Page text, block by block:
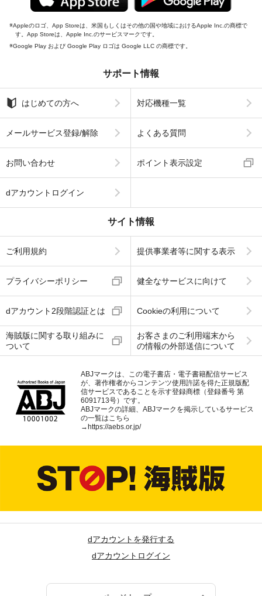
Appleのロゴ、App Storeは、米国もしくはその他の国や地域におけるApple Inc.の商標で
す。App Storeは、Apple Inc.のサービスマークです。
Google Play および Google Play ロゴは Google LLC の商標です。
サポート情報
はじめての方へ 対応機種一覧
メールサービス登録/解除 よくある質問
お問い合わせ ポイント表示設定
dアカウントログイン
サイト情報
ご利用規約 提供事業者等に関する表示
プライバシーポリシー 健全なサービスに向けて
dアカウント2段階認証とは Cookieの利用について
海賊版に関する取り組みに
ついて
お客さまのご利用端末から
の情報の外部送信について
ABJマークは、この電子書店・電子書籍配信サービス
が、著作権者からコンテンツ使用許諾を得た正規版配
信サービスであることを示す登録商標（登録番号 第
6091713号）です。
ABJマークの詳細、ABJマークを掲示しているサービス
の一覧はこちら
→ https://aebs.or.jp/
dアカウントを発行する
dアカウントログイン